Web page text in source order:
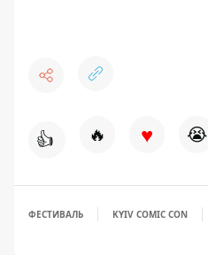
👍 🔥 ♥ 😭
ФЕСТИВАЛЬ KYIV COMIC CON